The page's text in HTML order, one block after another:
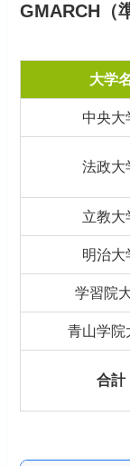
GMARCH（
大学名
中央大
法政大
立教大
明治大
学習院
青山学院
合計